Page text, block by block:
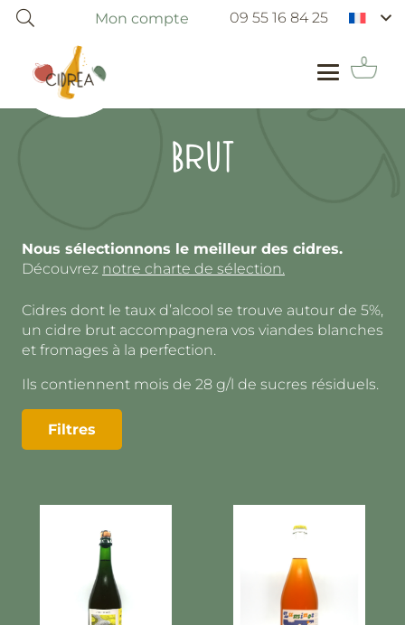
Mon compte 09 55 16 84 25
BRUT
Nous sélectionnons le meilleur des cidres.
Découvrez notre charte de sélection.
Cidres dont le taux d’alcool se trouve autour de 5%,
un cidre brut accompagnera vos viandes blanches
et fromages à la perfection.
Ils contiennent mois de 28 g/l de sucres résiduels.
Filtres